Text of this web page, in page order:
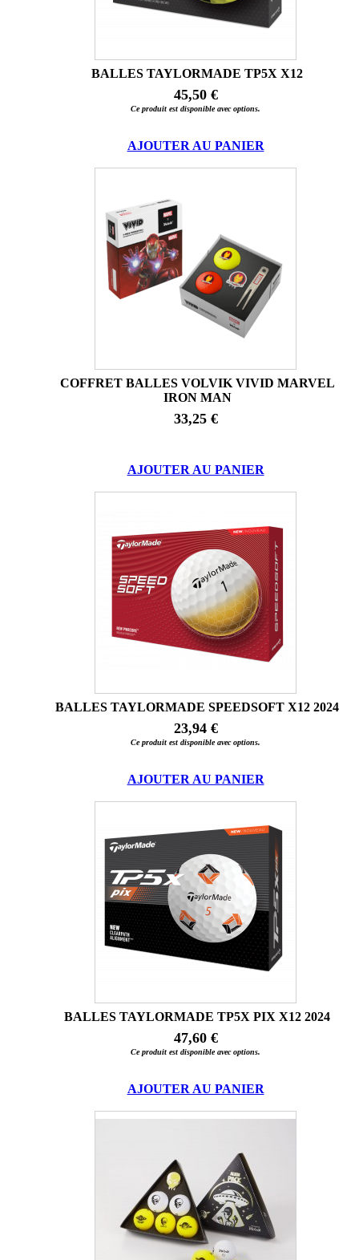
BALLES TAYLORMADE TP5X X12
45,50 €
Ce produit est disponible avec options.
AJOUTER AU PANIER
COFFRET BALLES VOLVIK VIVID MARVEL
IRON MAN
33,25 €
AJOUTER AU PANIER
BALLES TAYLORMADE SPEEDSOFT X12 2024
23,94 €
Ce produit est disponible avec options.
AJOUTER AU PANIER
BALLES TAYLORMADE TP5X PIX X12 2024
47,60 €
Ce produit est disponible avec options.
AJOUTER AU PANIER